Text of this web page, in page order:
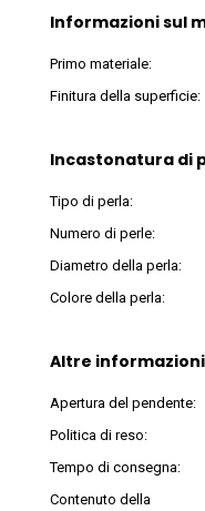
Informazioni sul
Primo materiale:
Finitura della superficie:
Incastonatura di
Tipo di perla:
Numero di perle:
Diametro della perla:
Colore della perla:
Altre informazioni
Apertura del pendente:
Politica di reso:
Tempo di consegna:
Contenuto della